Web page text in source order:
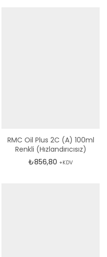
RMC Oil Plus 2C (A) 100ml
Renkli (Hızlandırıcısız)
₺856,80 +KDV